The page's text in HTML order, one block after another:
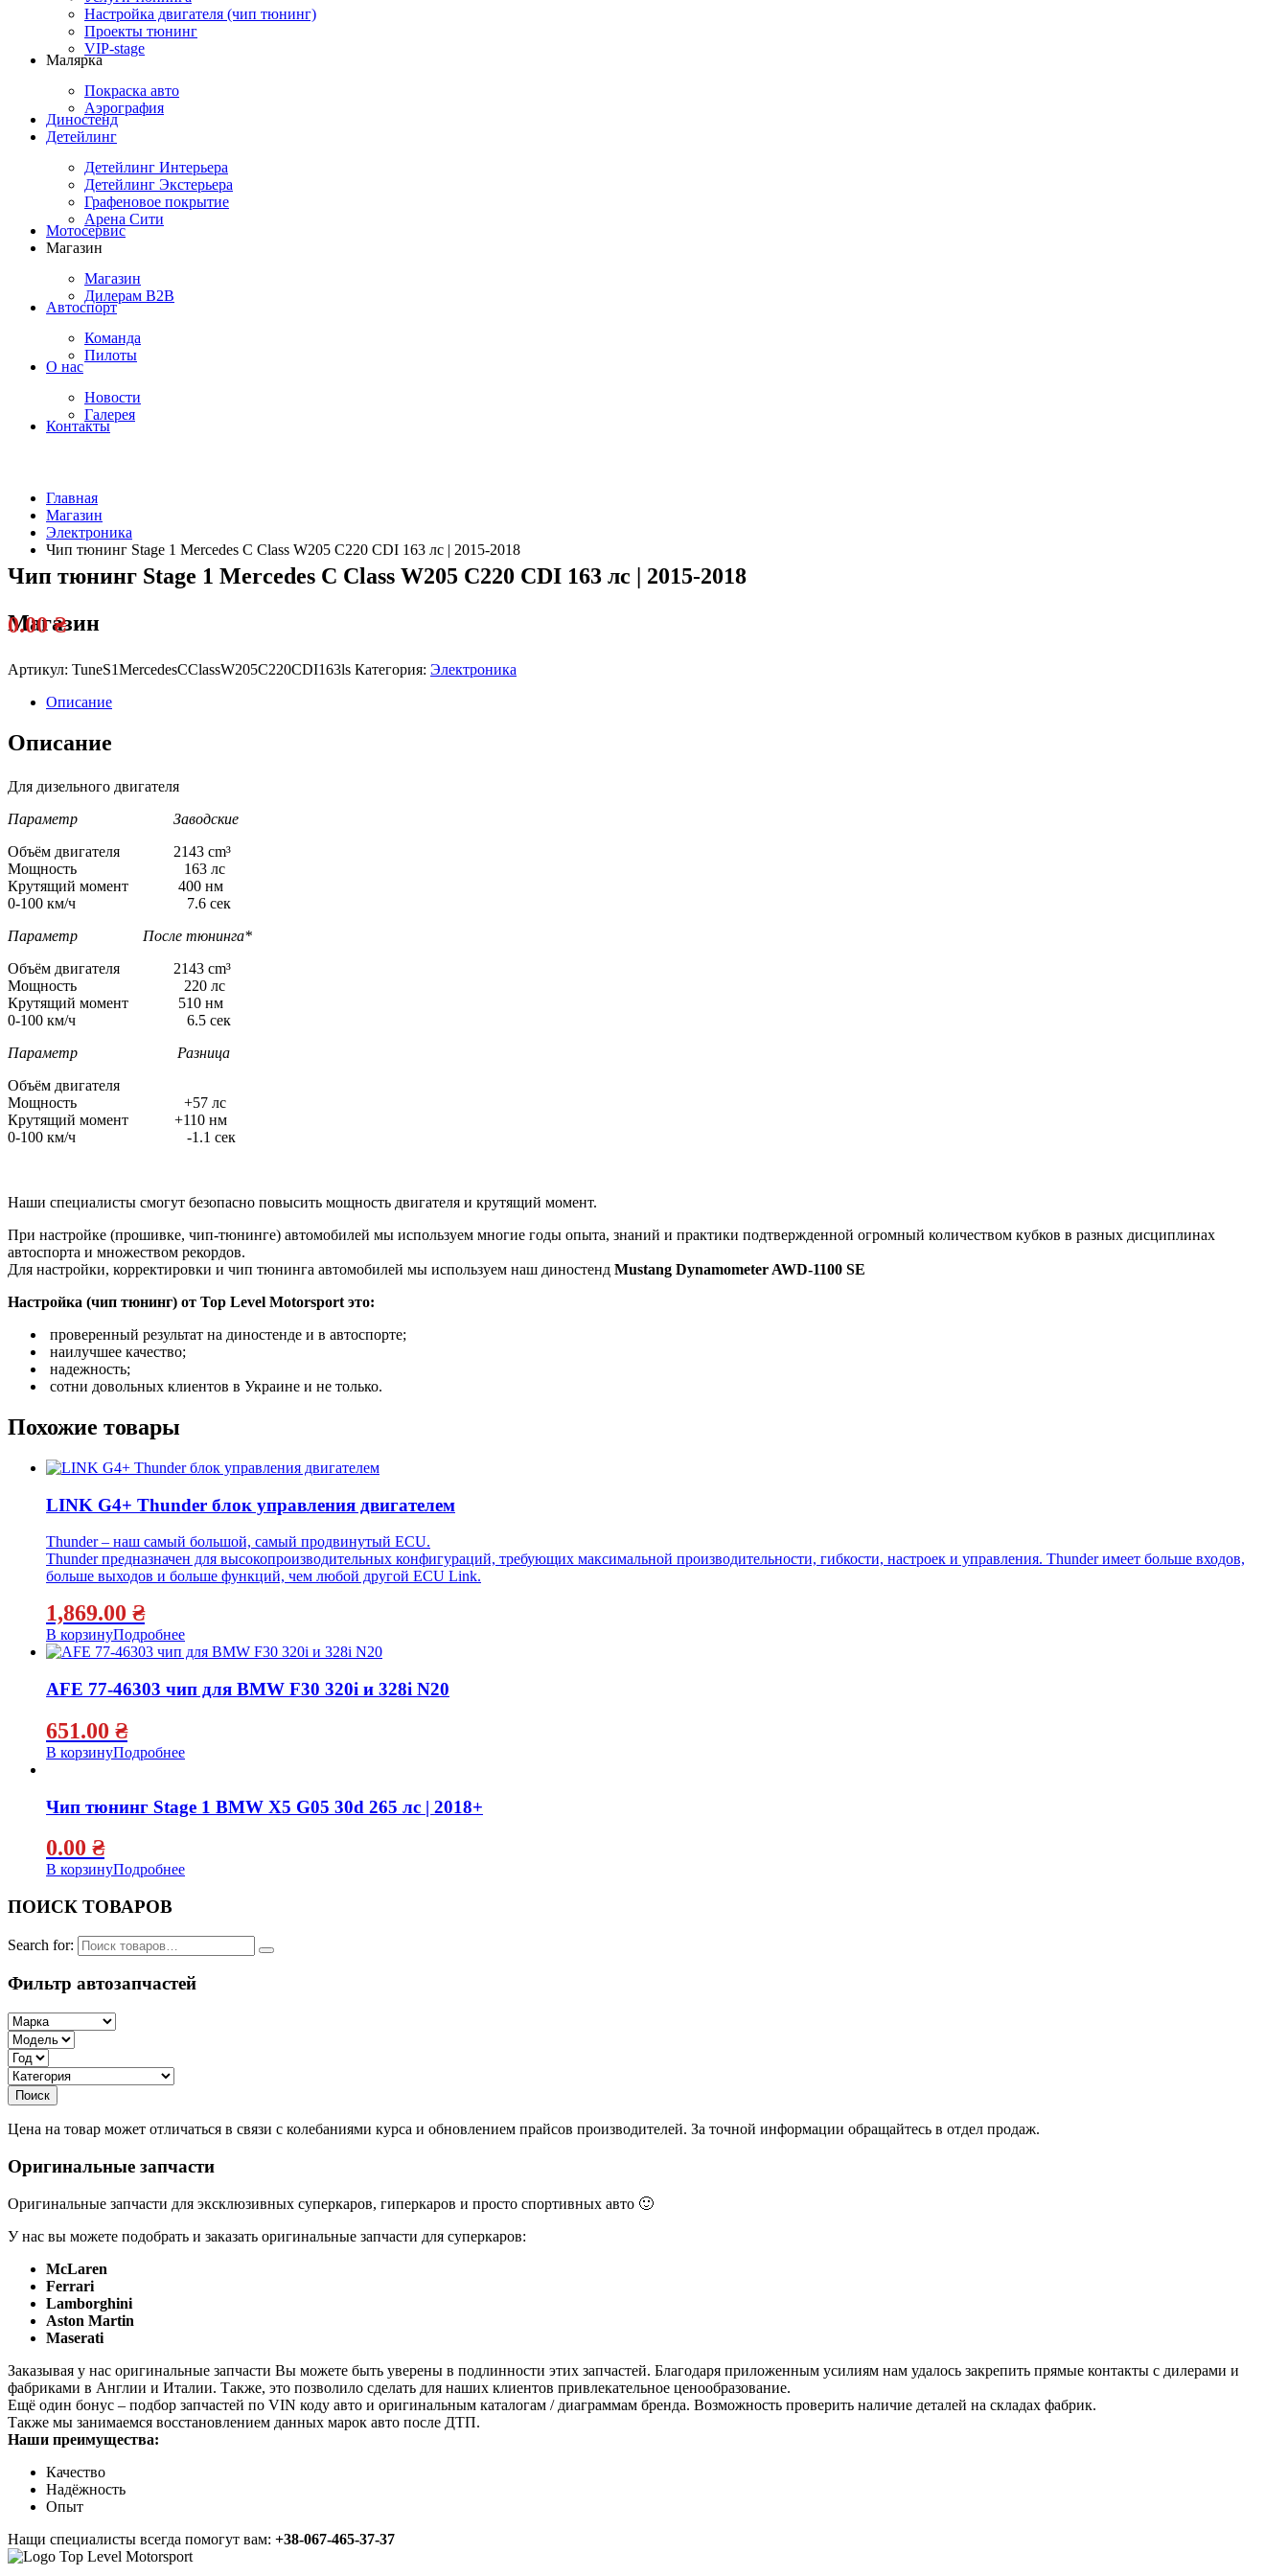
Настройка двигателя (чип тюнинг)
Проекты тюнинг
VIP-stage
Малярка
Покраска авто
Аэрография
Диностенд
Детейлинг
Детейлинг Интерьера
Детейлинг Экстерьера
Графеновое покрытие
Арена Сити
Мотосервис
Магазин
Магазин
Дилерам B2B
Автоспорт
Команда
Пилоты
О нас
Новости
Галерея
Контакты
Главная
Магазин
Электроника
Чип тюнинг Stage 1 Mercedes C Class W205 C220 CDI 163 лс | 2015-2018
Магазин
Чип тюнинг Stage 1 Mercedes C Class W205 C220 CDI 163 лс | 2015-2018
0.00₴
Артикул: TuneS1MercedesCClassW205C220CDI163ls Категория: Электроника
Описание
Описание
Для дизельного двигателя
Параметр Заводские
Объём двигателя 2143 cm³
Мощность 163 лс
Крутящий момент 400 нм
0-100 км/ч 7.6 сек
Параметр После тюнинга*
Объём двигателя 2143 cm³
Мощность 220 лс
Крутящий момент 510 нм
0-100 км/ч 6.5 сек
Параметр Разница
Объём двигателя
Мощность +57 лс
Крутящий момент +110 нм
0-100 км/ч -1.1 сек
Наши специалисты смогут безопасно повысить мощность двигателя и крутящий момент.
При настройке (прошивке, чип-тюнинге) автомобилей мы используем многие годы опыта, знаний и практики подтвержденной огромный количеством кубков в разных дисциплинах
автоспорта и множеством рекордов.
Для настройки, корректировки и чип тюнинга автомобилей мы используем наш диностенд Mustang Dynamometer AWD-1100 SE
Настройка (чип тюнинг) от Top Level Motorsport это:
проверенный результат на диностенде и в автоспорте;
наилучшее качество;
надежность;
сотни довольных клиентов в Украине и не только.
Похожие товары
LINK G4+ Thunder блок управления двигателем
Thunder – наш самый большой, самый продвинутый ECU.
Thunder предназначен для высокопроизводительных конфигураций, требующих максимальной производительности, гибкости, настроек и управления. Thunder имеет больше входов,
больше выходов и больше функций, чем любой другой ECU Link.
1,869.00 ₴
В корзинуПодробнее
AFE 77-46303 чип для BMW F30 320i и 328i N20
651.00 ₴
В корзинуПодробнее
Чип тюнинг Stage 1 BMW X5 G05 30d 265 лс | 2018+
0.00 ₴
В корзинуПодробнее
ПОИСК ТОВАРОВ
Search for:
Фильтр автозапчастей
Цена на товар может отличаться в связи с колебаниями курса и обновлением прайсов производителей. За точной информации обращайтесь в отдел продаж.
Оригинальные запчасти
Оригинальные запчасти для эксклюзивных суперкаров, гиперкаров и просто спортивных авто 🙂
У нас вы можете подобрать и заказать оригинальные запчасти для суперкаров:
McLaren
Ferrari
Lamborghini
Aston Martin
Maserati
Заказывая у нас оригинальные запчасти Вы можете быть уверены в подлинности этих запчастей. Благодаря приложенным усилиям нам удалось закрепить прямые контакты с дилерами и
фабриками в Англии и Италии. Также, это позволило сделать для наших клиентов привлекательное ценообразование.
Ещё один бонус – подбор запчастей по VIN коду авто и оригинальным каталогам / диаграммам бренда. Возможность проверить наличие деталей на складах фабрик.
Также мы занимаемся восстановлением данных марок авто после ДТП.
Наши преимущества:
Качество
Надёжность
Опыт
Нащи специалисты всегда помогут вам: +38-067-465-37-37